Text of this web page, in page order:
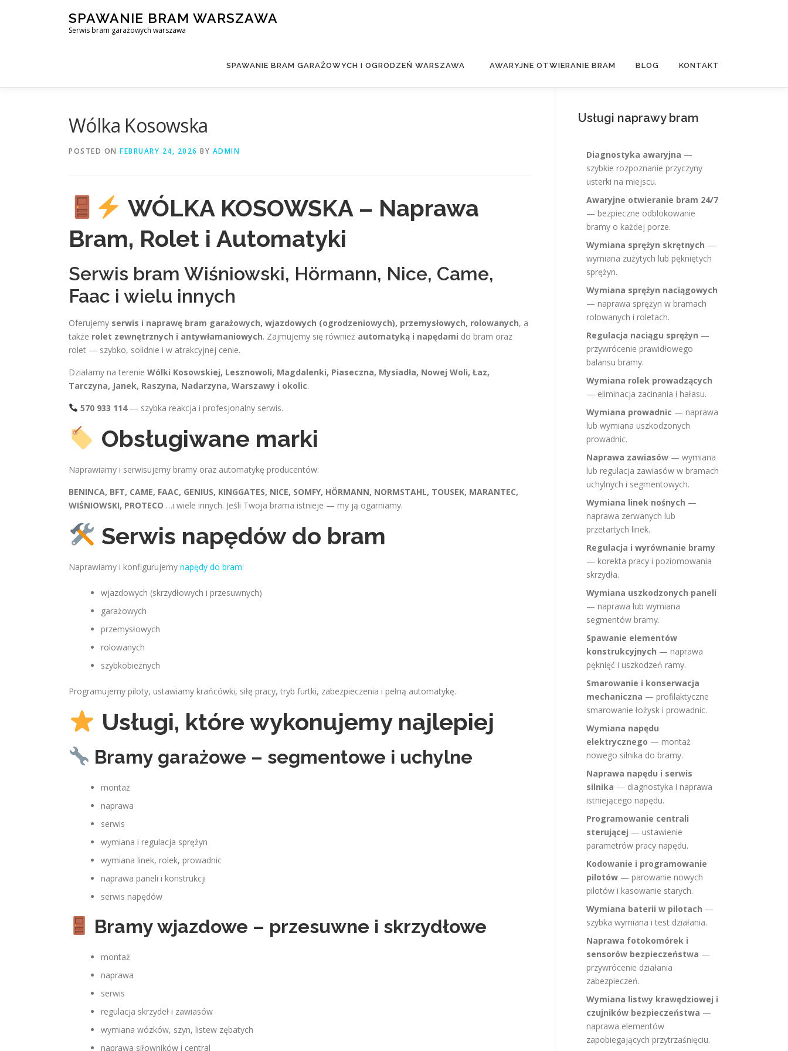
SPAWANIE BRAM WARSZAWA
Serwis bram garażowych warszawa
SPAWANIE BRAM GARAŻOWYCH I OGRODZEŃ WARSZAWA AWARYJNE OTWIERANIE BRAM BLOG KONTAKT
Wólka Kosowska
POSTED ON FEBRUARY 24, 2026 BY ADMIN
WÓLKA KOSOWSKA – Naprawa
Bram, Rolet i Automatyki
Serwis bram Wiśniowski, Hörmann, Nice, Came,
Faac i wielu innych
Oferujemy serwis i naprawę bram garażowych, wjazdowych (ogrodzeniowych), przemysłowych, rolowanych, a
także rolet zewnętrznych i antywłamaniowych. Zajmujemy się również automatyką i napędami do bram oraz
rolet — szybko, solidnie i w atrakcyjnej cenie.
Działamy na terenie Wólki Kosowskiej, Lesznowoli, Magdalenki, Piaseczna, Mysiadła, Nowej Woli, Łaz,
Tarczyna, Janek, Raszyna, Nadarzyna, Warszawy i okolic.
570 933 114— szybka reakcja i profesjonalny serwis.
Obsługiwane marki
Naprawiamy i serwisujemy bramy oraz automatykę producentów:
BENINCA, BFT, CAME, FAAC, GENIUS, KINGGATES, NICE, SOMFY, HÖRMANN, NORMSTAHL, TOUSEK, MARANTEC,
WIŚNIOWSKI, PROTECO …i wiele innych. Jeśli Twoja brama istnieje — my ją ogarniamy.
Serwis napędów do bram
Naprawiamy i konfigurujemy napędy do bram:
wjazdowych (skrzydłowych i przesuwnych)
garażowych
przemysłowych
rolowanych
szybkobieżnych
Programujemy piloty, ustawiamy krańcówki, siłę pracy, tryb furtki, zabezpieczenia i pełną automatykę.
Usługi, które wykonujemy najlepiej
Bramy garażowe – segmentowe i uchylne
montaż
naprawa
serwis
wymiana i regulacja sprężyn
wymiana linek, rolek, prowadnic
naprawa paneli i konstrukcji
serwis napędów
Bramy wjazdowe – przesuwne i skrzydłowe
montaż
naprawa
serwis
regulacja skrzydeł i zawiasów
wymiana wózków, szyn, listew zębatych
naprawa siłowników i central
Usługi naprawy bram
Diagnostyka awaryjna —
szybkie rozpoznanie przyczyny
usterki na miejscu.
Awaryjne otwieranie bram 24/7
— bezpieczne odblokowanie
bramy o każdej porze.
Wymiana sprężyn skrętnych —
wymiana zużytych lub pękniętych
sprężyn.
Wymiana sprężyn naciągowych
— naprawa sprężyn w bramach
rolowanych i roletach.
Regulacja naciągu sprężyn —
przywrócenie prawidłowego
balansu bramy.
Wymiana rolek prowadzących
— eliminacja zacinania i hałasu.
Wymiana prowadnic — naprawa
lub wymiana uszkodzonych
prowadnic.
Naprawa zawiasów — wymiana
lub regulacja zawiasów w bramach
uchylnych i segmentowych.
Wymiana linek nośnych —
naprawa zerwanych lub
przetartych linek.
Regulacja i wyrównanie bramy
— korekta pracy i poziomowania
skrzydła.
Wymiana uszkodzonych paneli
— naprawa lub wymiana
segmentów bramy.
Spawanie elementów
konstrukcyjnych — naprawa
pęknięć i uszkodzeń ramy.
Smarowanie i konserwacja
mechaniczna — profilaktyczne
smarowanie łożysk i prowadnic.
Wymiana napędu
elektrycznego — montaż
nowego silnika do bramy.
Naprawa napędu i serwis
silnika — diagnostyka i naprawa
istniejącego napędu.
Programowanie centrali
sterującej — ustawienie
parametrów pracy napędu.
Kodowanie i programowanie
pilotów — parowanie nowych
pilotów i kasowanie starych.
Wymiana baterii w pilotach —
szybka wymiana i test działania.
Naprawa fotokomórek i
sensorów bezpieczeństwa —
przywrócenie działania
zabezpieczeń.
Wymiana listwy krawędziowej i
czujników bezpieczeństwa —
naprawa elementów
zapobiegających przytrzaśnięciu.